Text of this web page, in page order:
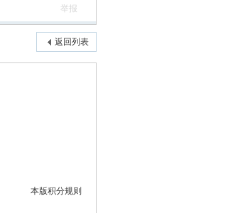
举报
返回列表
本版积分规则